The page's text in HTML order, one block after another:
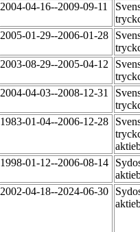
2004-04-16--2009-09-11
2005-01-29--2006-01-28
2003-08-29--2005-04-12
2004-04-03--2008-12-31
1983-01-04--2006-12-28
1998-01-12--2006-08-14
2002-04-18--2024-06-30